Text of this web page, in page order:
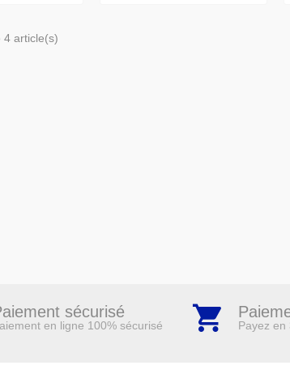
4 article(s)
sécurisé
en ligne 100% sécurisé Payez en